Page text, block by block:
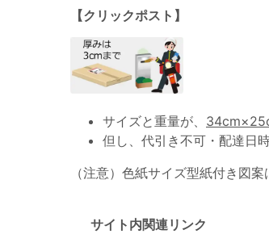
【クリックポスト】
サイズと重量が、
但し、代引き不可・配達日
（注意）色紙サイズ型紙付き図
サイト内関連リンク